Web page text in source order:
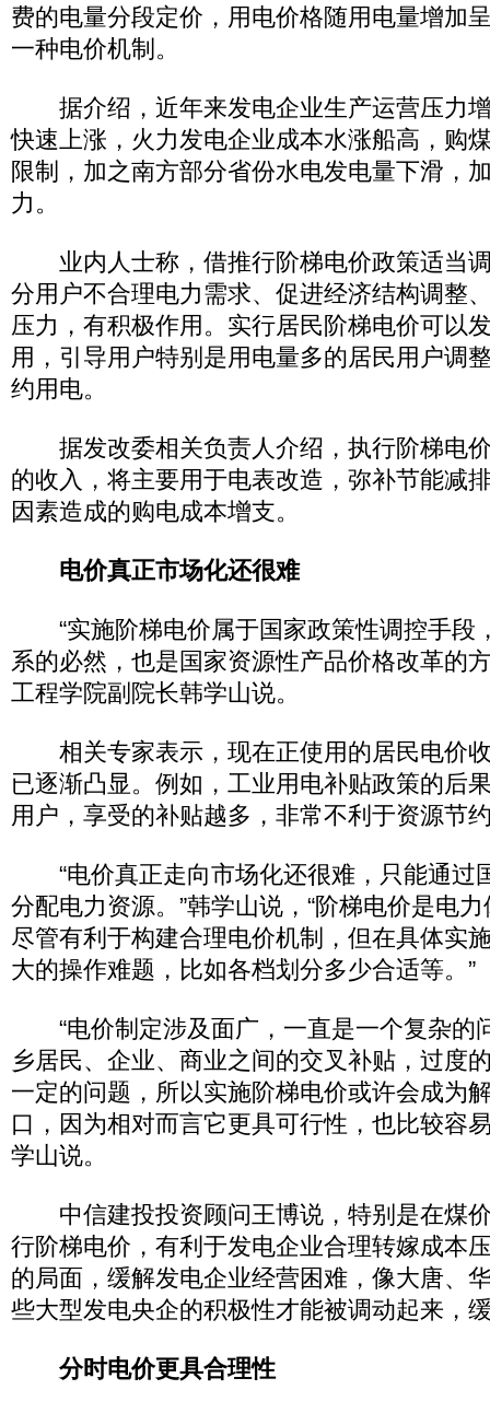
费的电量分段定价，用电价格随用电量增加
一种电价机制。
据介绍，近年来发电企业生产运营压力
快速上涨，火力发电企业成本水涨船高，购
限制，加之南方部分省份水电发电量下滑，
力。
业内人士称，借推行阶梯电价政策适当
分用户不合理电力需求、促进经济结构调整
压力，有积极作用。实行居民阶梯电价可以
用，引导用户特别是用电量多的居民用户调
约用电。
据发改委相关负责人介绍，执行阶梯电
的收入，将主要用于电表改造，弥补节能减
因素造成的购电成本增支。
电价真正市场化还很难
“实施阶梯电价属于国家政策性调控手段
系的必然，也是国家资源性产品价格改革的
工程学院副院长韩学山说。
相关专家表示，现在正使用的居民电价
已逐渐凸显。例如，工业用电补贴政策的后
用户，享受的补贴越多，非常不利于资源节
“电价真正走向市场化还很难，只能通过
分配电力资源。”韩学山说，“阶梯电价是电
尽管有利于构建合理电价机制，但在具体实
大的操作难题，比如各档划分多少合适等。”
“电价制定涉及面广，一直是一个复杂的
乡居民、企业、商业之间的交叉补贴，过度
一定的问题，所以实施阶梯电价或许会成为
口，因为相对而言它更具可行性，也比较容
学山说。
中信建投投资顾问王博说，特别是在煤
行阶梯电价，有利于发电企业合理转嫁成本
的局面，缓解发电企业经营困难，像大唐、
些大型发电央企的积极性才能被调动起来，
分时电价更具合理性